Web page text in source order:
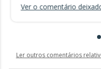
Ver o comentário
Ler outros comentários